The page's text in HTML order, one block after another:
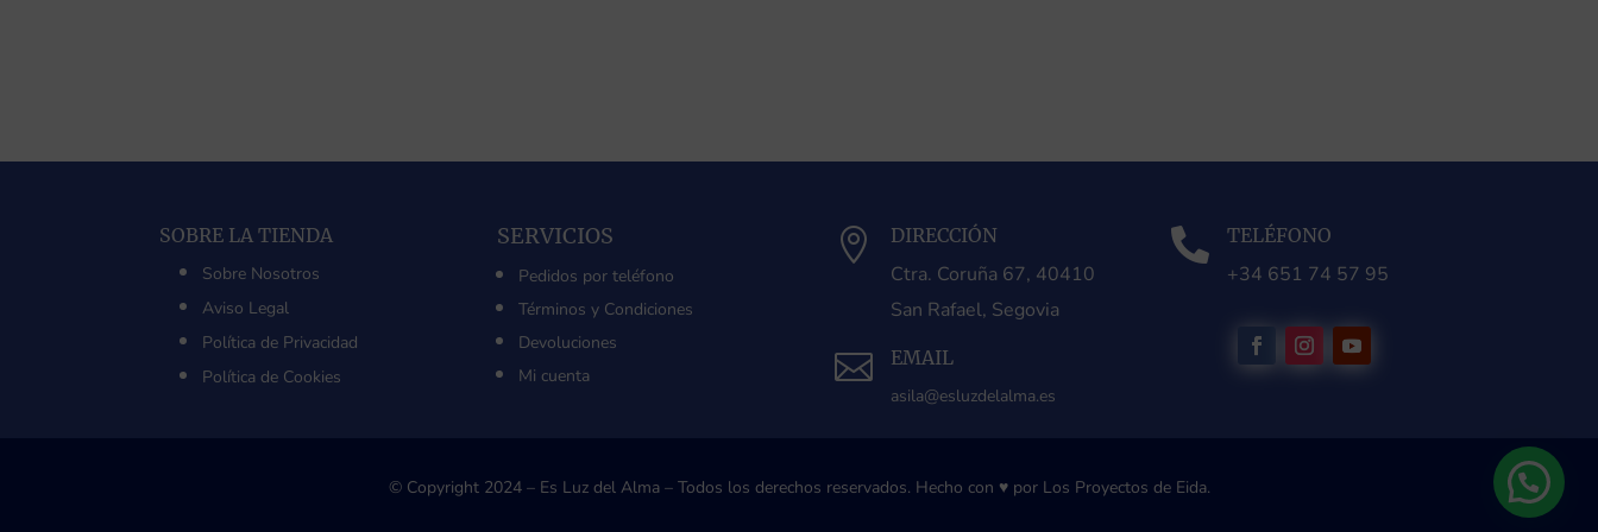
SOBRE LA TIENDA
Sobre Nosotros
Aviso Legal
Política de Privacidad
Política de Cookies
SERVICIOS
Pedidos por teléfono
Términos y Condiciones
Devoluciones
Mi cuenta
 DIRECCIÓN
Ctra. Coruña 67, 40410
San Rafael, Segovia
 EMAIL
asila@esluzdelalma.es
 TELÉFONO
+34 651 74 57 95
© Copyright 2024 – Es Luz del Alma – Todos los derechos reservados. Hecho con ♥ por Los Proyectos de Eida.